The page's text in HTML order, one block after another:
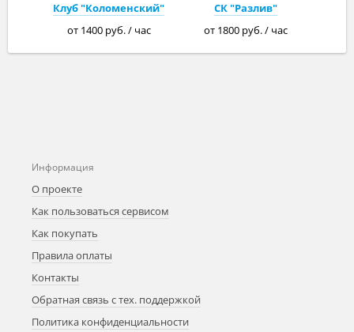
Клуб "Коломенский"
от 1400 руб. / час
СК "Разлив"
от 1800 руб. / час
Информация
О проекте
Как пользоваться сервисом
Как покупать
Правила оплаты
Контакты
Обратная связь с тех. поддержкой
Политика конфиденциальности